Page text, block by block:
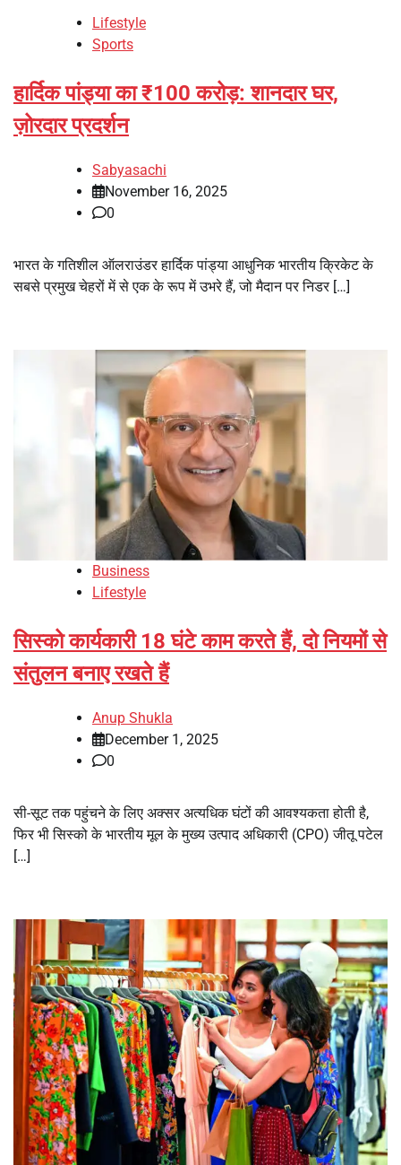
Lifestyle
Sports
हार्दिक पांड्या का ₹100 करोड़: शानदार घर,
ज़ोरदार प्रदर्शन
Sabyasachi
November 16, 2025
0
भारत के गतिशील ऑलराउंडर हार्दिक पांड्या आधुनिक भारतीय क्रिकेट के
सबसे प्रमुख चेहरों में से एक के रूप में उभरे हैं, जो मैदान पर निडर […]
Business
Lifestyle
सिस्को कार्यकारी 18 घंटे काम करते हैं, दो नियमों से
संतुलन बनाए रखते हैं
Anup Shukla
December 1, 2025
0
सी-सूट तक पहुंचने के लिए अक्सर अत्यधिक घंटों की आवश्यकता होती है,
फिर भी सिस्को के भारतीय मूल के मुख्य उत्पाद अधिकारी (CPO) जीतू पटेल
[…]